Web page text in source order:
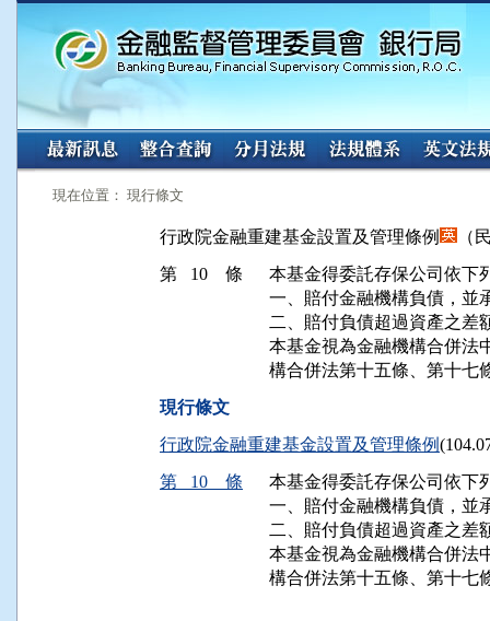
:::
現在位置： 現行條文
行政院金融重建基金設置及管理條例
（
第 10 條
本基金得委託存保公司依下
一、賠付金融機構負債，並
二、賠付負債超過資產之差
本基金視為金融機構合併法
構合併法第十五條、第十七
現行條文
行政院金融重建基金設置及管理條例
第 10 條
本基金得委託存保公司依下
一、賠付金融機構負債，並
二、賠付負債超過資產之差
本基金視為金融機構合併法
構合併法第十五條、第十七